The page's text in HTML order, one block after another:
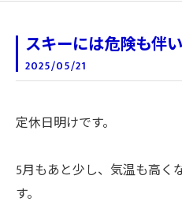
スキーには危険も伴
2025/05/21
定休日明けです。
5月もあと少し、気温も高く
す。